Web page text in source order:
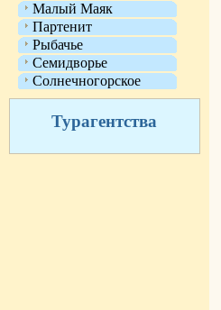
Малый Маяк
Партенит
Рыбачье
Семидворье
Солнечногорское
Турагентства